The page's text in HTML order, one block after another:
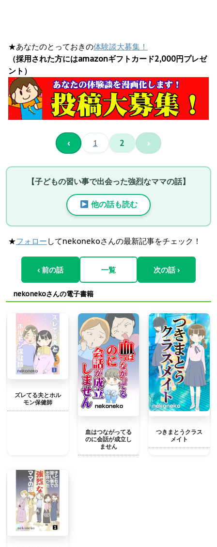
★あなたのとっておきの体験談大募集！
（採用された方にはamazonギフトカード2,000円プレゼ
ント）
‹ 1 2 ›
【子どもの習い事で出会った強烈なママの話】
他の話も読む
★フォロー してnekonekoさんの最新記事をチェック！
‹ 前の話 一覧 次の話 ›
nekonekoさんの電子書籍
ズレてる夫とホル
モン保健師
血はつながってる
のに会話が成立し
ません
つきまとうクラス
メイト